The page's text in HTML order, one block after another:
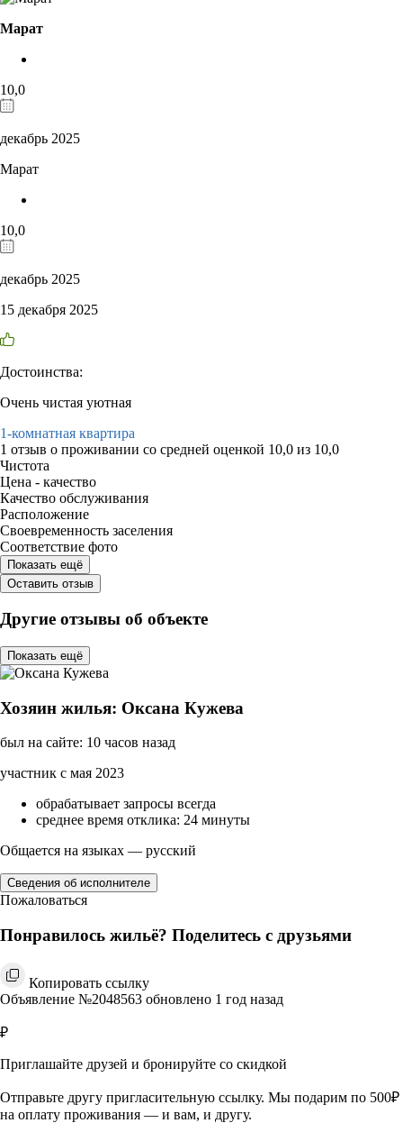
Марат
10,0
декабрь 2025
Марат
10,0
декабрь 2025
15 декабря 2025
Достоинства:
Очень чистая уютная
1-комнатная квартира
1 отзыв о проживании со средней оценкой 10,0 из 10,0
Чистота
Цена - качество
Качество обслуживания
Расположение
Своевременность заселения
Соответствие фото
Показать ещё
Оставить отзыв
Другие отзывы об объекте
Показать ещё
Хозяин жилья: Оксана Кужева
был на сайте: 10 часов назад
участник с мая 2023
обрабатывает запросы всегда
среднее время отклика: 24 минуты
Общается на языках — русский
Сведения об исполнителе
Пожаловаться
Понравилось жильё? Поделитесь с друзьями
Копировать ссылку
Объявление №2048563 обновлено 1 год назад
₽
Приглашайте друзей и бронируйте со скидкой
Отправьте другу пригласительную ссылку. Мы подарим по 500₽
на оплату проживания — и вам, и другу.